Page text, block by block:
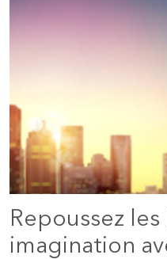
Repoussez
imagination